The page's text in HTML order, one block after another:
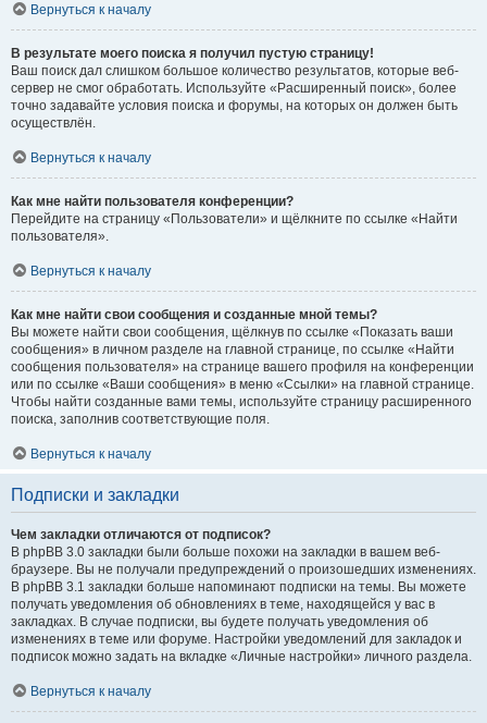
Вернуться к началу
В результате моего поиска я получил пустую страницу!
Ваш поиск дал слишком большое количество результатов, которые веб-
сервер не смог обработать. Используйте «Расширенный поиск», более
точно задавайте условия поиска и форумы, на которых он должен быть
осуществлён.
Вернуться к началу
Как мне найти пользователя конференции?
Перейдите на страницу «Пользователи» и щёлкните по ссылке «Найти
пользователя».
Вернуться к началу
Как мне найти свои сообщения и созданные мной темы?
Вы можете найти свои сообщения, щёлкнув по ссылке «Показать ваши
сообщения» в личном разделе на главной странице, по ссылке «Найти
сообщения пользователя» на странице вашего профиля на конференции
или по ссылке «Ваши сообщения» в меню «Ссылки» на главной странице.
Чтобы найти созданные вами темы, используйте страницу расширенного
поиска, заполнив соответствующие поля.
Вернуться к началу
Подписки и закладки
Чем закладки отличаются от подписок?
В phpBB 3.0 закладки были больше похожи на закладки в вашем веб-
браузере. Вы не получали предупреждений о произошедших изменениях.
В phpBB 3.1 закладки больше напоминают подписки на темы. Вы можете
получать уведомления об обновлениях в теме, находящейся у вас в
закладках. В случае подписки, вы будете получать уведомления об
изменениях в теме или форуме. Настройки уведомлений для закладок и
подписок можно задать на вкладке «Личные настройки» личного раздела.
Вернуться к началу